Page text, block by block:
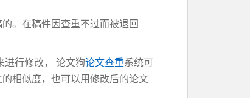
。在稿件因查重不过而被退回
进行修改， 论文狗论文查重系统可
相似度，也可以用修改后的论文